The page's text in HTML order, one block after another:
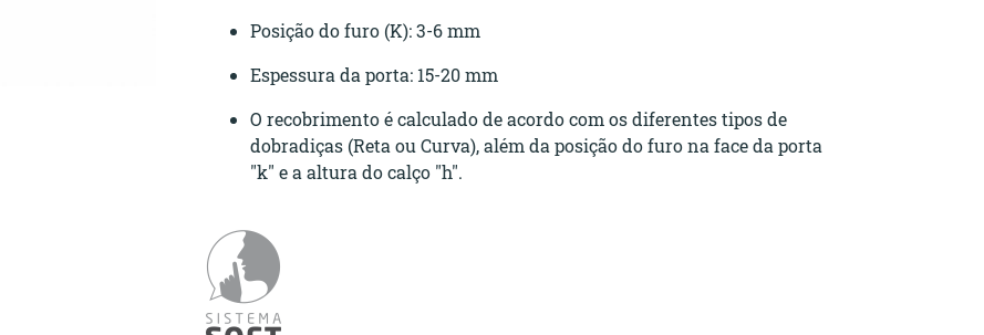
Posição do furo (K): 3-6 mm
Espessura da porta: 15-20 mm
O recobrimento é calculado de acordo com os diferentes tipos de
dobradiças (Reta ou Curva), além da posição do furo na face da porta
"k" e a altura do calço "h".